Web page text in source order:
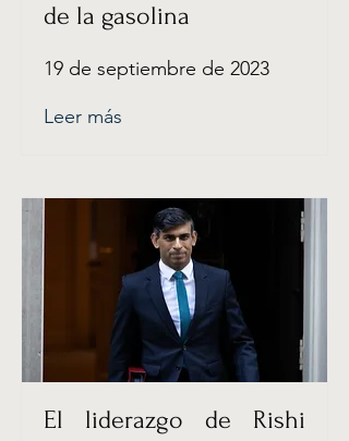
de la gasolina
19 de septiembre de 2023
Leer más
El liderazgo de Rishi